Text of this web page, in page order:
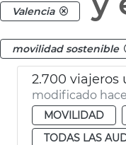
Valencia
movilidad sostenible
modificado
MOVILIDAD
TODAS LAS